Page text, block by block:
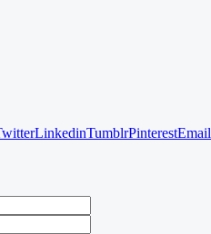
LinkedinTumblrPinterestEmail